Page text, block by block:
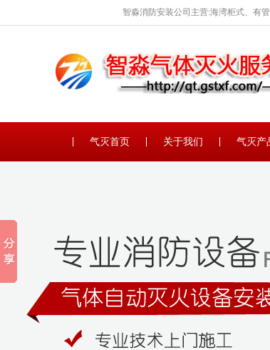
智淼消防安装公司主营:海湾柜式、有
气灭首页 关于我们 气灭产